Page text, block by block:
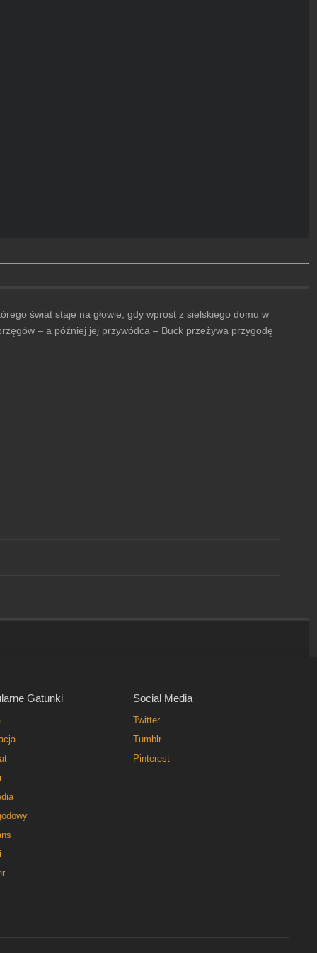
świat staje na głowie, gdy wprost z sielskiego domu w
– a później jej przywódca – Buck przeżywa przygodę
Gatunki Social Media
Twitter
Tumblr
Pinterest